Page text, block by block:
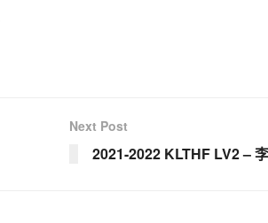
Next Post
2021-2022 KLTHF LV2 –